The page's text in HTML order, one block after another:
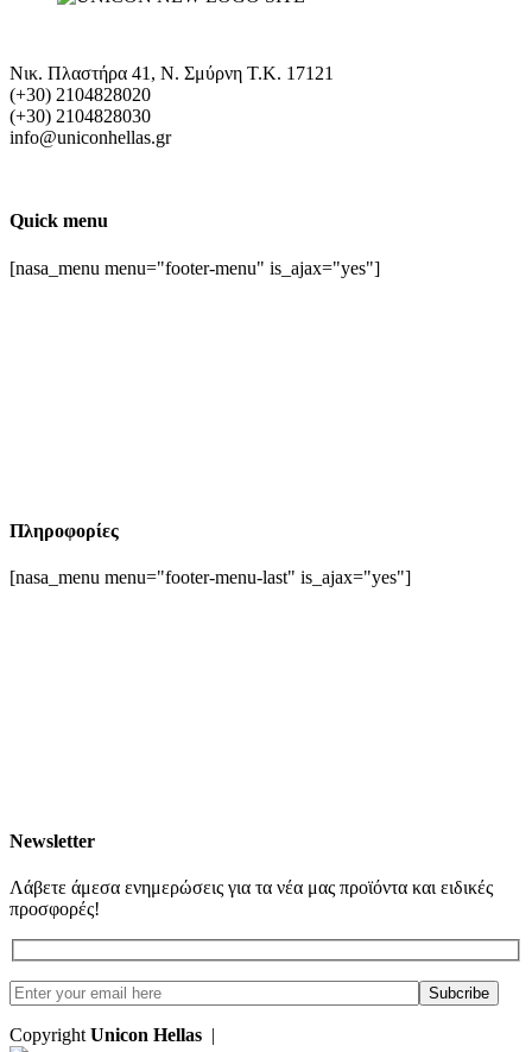
Νικ. Πλαστήρα 41, Ν. Σμύρνη T.K. 17121
(+30) 2104828020
(+30) 2104828030
info@uniconhellas.gr
Quick menu
[nasa_menu menu="footer-menu" is_ajax="yes"]
Πληροφορίες
[nasa_menu menu="footer-menu-last" is_ajax="yes"]
Newsletter
Λάβετε άμεσα ενημερώσεις για τα νέα μας προϊόντα και ειδικές
προσφορές!
Copyright Unicon Hellas |